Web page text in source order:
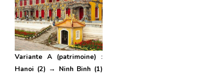
Variante A (patrimoine) :
Hanoi (2) → Ninh Binh (1)